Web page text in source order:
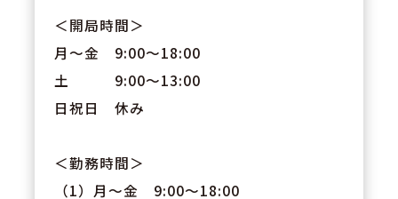
＜開局時間＞
月～金 9:00〜18:00
土 9:00〜13:00
日祝日 休み
＜勤務時間＞
（1）月～金 9:00～18:00